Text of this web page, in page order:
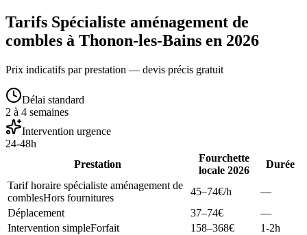
Tarifs Spécialiste aménagement de
combles à Thonon-les-Bains en 2026
Prix indicatifs par prestation — devis précis gratuit
Délai standard
2 à 4 semaines
Intervention urgence
24-48h
Prestation
Fourchette
locale 2026
Durée
Tarif horaire spécialiste aménagement de
comblesHors fournitures
45–74€/h
—
Déplacement
37–74€
—
Intervention simpleForfait 158–368€
1-2h